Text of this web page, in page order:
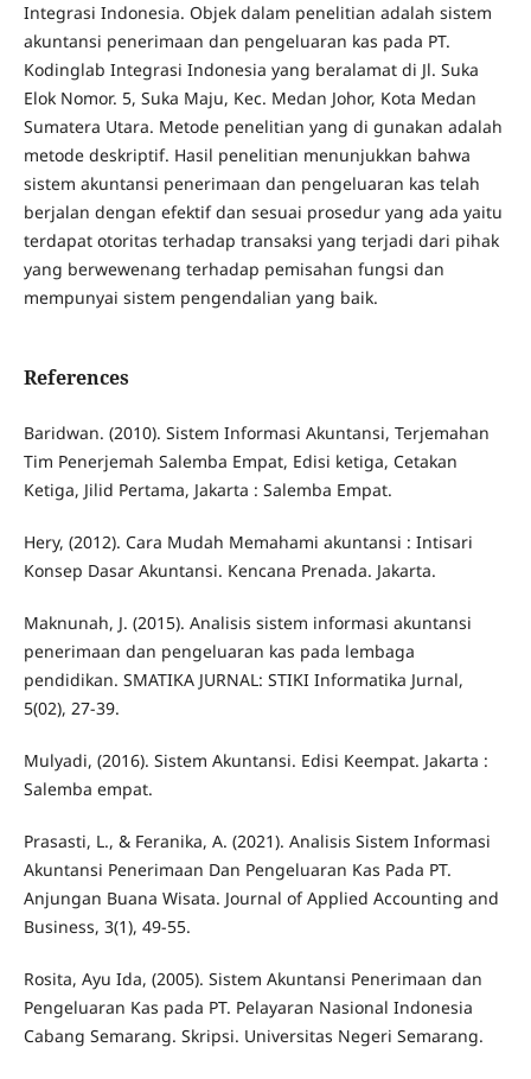
Integrasi Indonesia. Objek dalam penelitian adalah sistem
akuntansi penerimaan dan pengeluaran kas pada PT.
Kodinglab Integrasi Indonesia yang beralamat di Jl. Suka
Elok Nomor. 5, Suka Maju, Kec. Medan Johor, Kota Medan
Sumatera Utara. Metode penelitian yang di gunakan adalah
metode deskriptif. Hasil penelitian menunjukkan bahwa
sistem akuntansi penerimaan dan pengeluaran kas telah
berjalan dengan efektif dan sesuai prosedur yang ada yaitu
terdapat otoritas terhadap transaksi yang terjadi dari pihak
yang berwewenang terhadap pemisahan fungsi dan
mempunyai sistem pengendalian yang baik.
References
Baridwan. (2010). Sistem Informasi Akuntansi, Terjemahan
Tim Penerjemah Salemba Empat, Edisi ketiga, Cetakan
Ketiga, Jilid Pertama, Jakarta : Salemba Empat.
Hery, (2012). Cara Mudah Memahami akuntansi : Intisari
Konsep Dasar Akuntansi. Kencana Prenada. Jakarta.
Maknunah, J. (2015). Analisis sistem informasi akuntansi
penerimaan dan pengeluaran kas pada lembaga
pendidikan. SMATIKA JURNAL: STIKI Informatika Jurnal,
5(02), 27-39.
Mulyadi, (2016). Sistem Akuntansi. Edisi Keempat. Jakarta :
Salemba empat.
Prasasti, L., & Feranika, A. (2021). Analisis Sistem Informasi
Akuntansi Penerimaan Dan Pengeluaran Kas Pada PT.
Anjungan Buana Wisata. Journal of Applied Accounting and
Business, 3(1), 49-55.
Rosita, Ayu Ida, (2005). Sistem Akuntansi Penerimaan dan
Pengeluaran Kas pada PT. Pelayaran Nasional Indonesia
Cabang Semarang. Skripsi. Universitas Negeri Semarang.